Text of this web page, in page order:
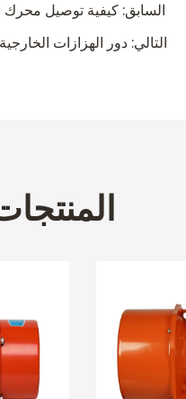
السابق: كيفية توصيل محرك
التالي: دور الهزازات